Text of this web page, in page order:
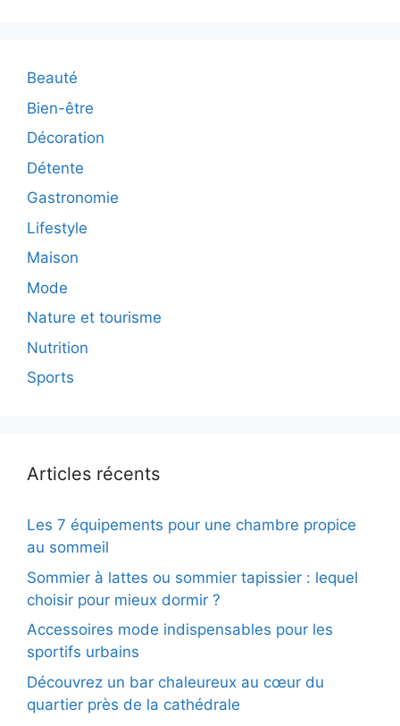
Beauté
Bien-être
Décoration
Détente
Gastronomie
Lifestyle
Maison
Mode
Nature et tourisme
Nutrition
Sports
Articles récents
Les 7 équipements pour une chambre propice
au sommeil
Sommier à lattes ou sommier tapissier : lequel
choisir pour mieux dormir ?
Accessoires mode indispensables pour les
sportifs urbains
Découvrez un bar chaleureux au cœur du
quartier près de la cathédrale